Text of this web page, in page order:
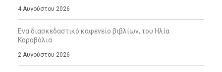
4 Αυγούστου 2026
Ενα διασκεδαστικό καφενείο βιβλίων, του Ηλία
Καραβόλια
2 Αυγούστου 2026